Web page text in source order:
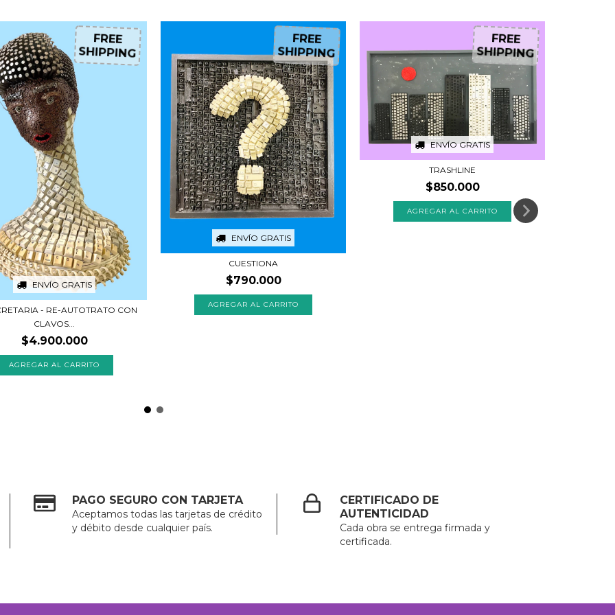
ENVÍO GRATIS
FREE
SHIPPING
- RE-AUTOTRATO CON
CLAVOS...
$4.900.000
ENVÍO GRATIS
FREE
SHIPPING
CUESTIONA
$790.000
ENVÍO GRATIS
FREE
SHIPPING
TRASHLINE
$850.000
PAGO SEGURO CON TARJETA
Aceptamos todas las tarjetas de crédito
y débito desde cualquier país.
CERTIFICADO DE
AUTENTICIDAD
Cada obra se entrega firmada y
certificada.